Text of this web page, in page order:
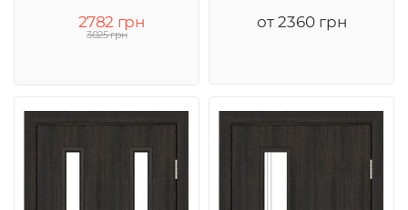
2782 грн
3025 грн
от 2360 грн